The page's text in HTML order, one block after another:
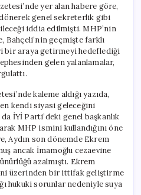
yer alan habere göre,
dönerek genel sekreterlik gibi
iddia edilmişti. MHP’nin
Bahçeli’nin geçmişte farklı
bir araya getirmeyi hedeflediği
gelen yalanlamalar,
kaleme aldığı yazıda,
kendi siyasi geleceğini
da İYİ Parti’deki genel başkanlık
MHP ismini kullandığını öne
Aydın son dönemde Ekrem
ancak İmamoğlu cezaevine
azalmıştı. Ekrem
üzerinden bir ittifak geliştirme
hukuki sorunlar nedeniyle suya